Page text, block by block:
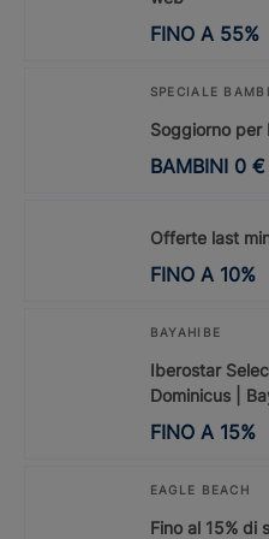
FINO A 55%
SPECIALE
Soggiorno per
BAMBINI 0 €
Offerte last
FINO A 10%
BAYAHIBE
Iberostar
Dominicus |
FINO A 15%
EAGLE BEACH
Fino al 15% di